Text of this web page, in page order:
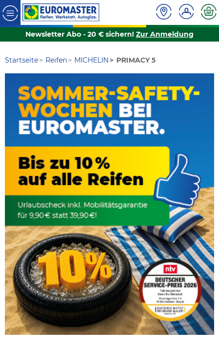
Newsletter Abo - 20 € sichern! Zur Anmeldung
Startseite Reifen MICHELIN PRIMACY 5